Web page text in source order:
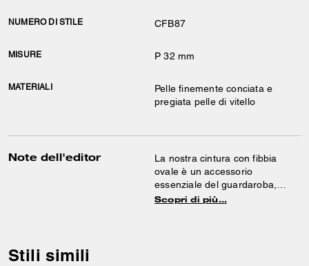
NUMERO DI STILE CFB87
MISURE P 32 mm
MATERIALI
Pelle finemente conciata e
pregiata pelle di vitello
Note dell'editor
La nostra cintura con fibbia
ovale è un accessorio
essenziale del guardaroba,
realizzato in pelle finemente
Scopri di più…
Stili simili